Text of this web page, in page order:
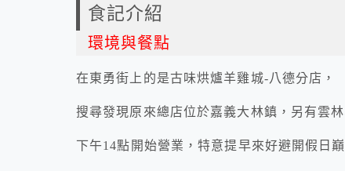
食記介紹
環境與餐點
在東勇街上的是古味烘爐羊雞城-八德分店，
搜尋發現原來總店位於嘉義大林鎮，另有雲
下午14點開始營業，特意提早來好避開假日